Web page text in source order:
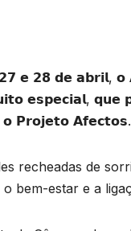
𝗲 𝟮𝟴 𝗱𝗲 𝗮𝗯𝗿𝗶𝗹, 𝗼
𝗲𝘀𝗽𝗲𝗰𝗶𝗮𝗹,
𝗣𝗿𝗼𝗷𝗲𝘁𝗼 𝗔𝗳𝗲𝗰𝘁𝗼𝘀.
recheadas de
bem-estar e a